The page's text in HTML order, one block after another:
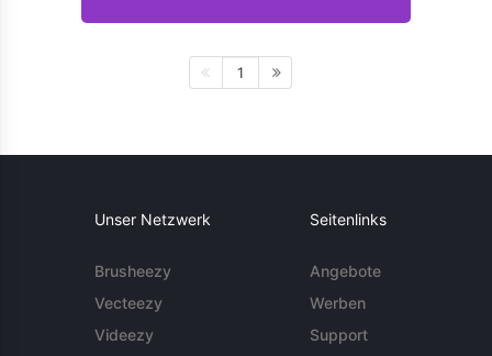
1
Unser Netzwerk
Brusheezy
Vecteezy
Videezy
Seitenlinks
Angebote
Werben
Support